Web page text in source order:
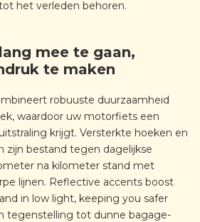
het verleden behoren.
mee te gaan,
te maken
robuuste duurzaamheid
waardoor uw motorfiets een
krijgt. Versterkte hoeken en
zijn bestand tegen dagelijkse
na kilometer stand met
lijnen. Reflective accents boost
in low light, keeping you safer
tegenstelling tot dunne bagage-